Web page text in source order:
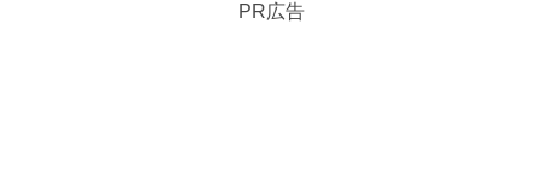
PR広告